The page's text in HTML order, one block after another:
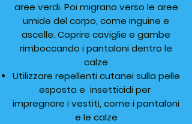
aree verdi. Poi migrano verso le aree
umide del corpo, come inguine e
ascelle. Coprire caviglie e gambe
rimboccando i pantaloni dentro le
calze
Utilizzare repellenti cutanei sulla pelle
esposta e insetticidi per
impregnare i vestiti, come i pantaloni
e le calze